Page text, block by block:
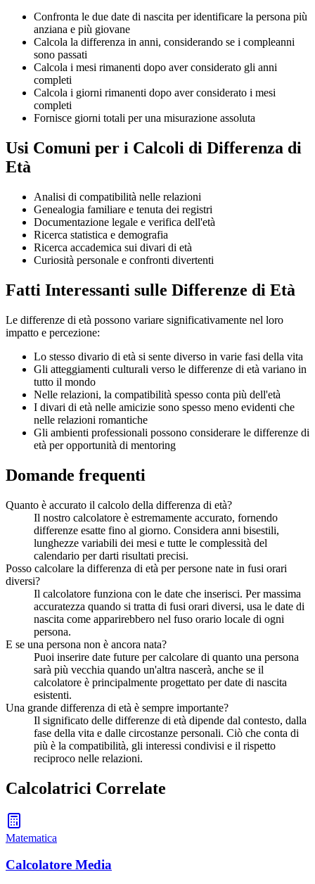
Confronta le due date di nascita per identificare la persona più
anziana e più giovane
Calcola la differenza in anni, considerando se i compleanni
sono passati
Calcola i mesi rimanenti dopo aver considerato gli anni
completi
Calcola i giorni rimanenti dopo aver considerato i mesi
completi
Fornisce giorni totali per una misurazione assoluta
Usi Comuni per i Calcoli di Differenza di
Età
Analisi di compatibilità nelle relazioni
Genealogia familiare e tenuta dei registri
Documentazione legale e verifica dell'età
Ricerca statistica e demografia
Ricerca accademica sui divari di età
Curiosità personale e confronti divertenti
Fatti Interessanti sulle Differenze di Età
Le differenze di età possono variare significativamente nel loro
impatto e percezione:
Lo stesso divario di età si sente diverso in varie fasi della vita
Gli atteggiamenti culturali verso le differenze di età variano in
tutto il mondo
Nelle relazioni, la compatibilità spesso conta più dell'età
I divari di età nelle amicizie sono spesso meno evidenti che
nelle relazioni romantiche
Gli ambienti professionali possono considerare le differenze di
età per opportunità di mentoring
Domande frequenti
Quanto è accurato il calcolo della differenza di età?
Il nostro calcolatore è estremamente accurato, fornendo
differenze esatte fino al giorno. Considera anni bisestili,
lunghezze variabili dei mesi e tutte le complessità del
calendario per darti risultati precisi.
Posso calcolare la differenza di età per persone nate in fusi orari
diversi?
Il calcolatore funziona con le date che inserisci. Per massima
accuratezza quando si tratta di fusi orari diversi, usa le date di
nascita come apparirebbero nel fuso orario locale di ogni
persona.
E se una persona non è ancora nata?
Puoi inserire date future per calcolare di quanto una persona
sarà più vecchia quando un'altra nascerà, anche se il
calcolatore è principalmente progettato per date di nascita
esistenti.
Una grande differenza di età è sempre importante?
Il significato delle differenze di età dipende dal contesto, dalla
fase della vita e dalle circostanze personali. Ciò che conta di
più è la compatibilità, gli interessi condivisi e il rispetto
reciproco nelle relazioni.
Calcolatrici Correlate
Matematica
Calcolatore Media